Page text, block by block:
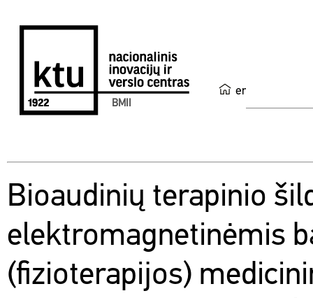
en
BMII
Bioaudinių terapinio
elektromagnetinėmis
(fizioterapijos)